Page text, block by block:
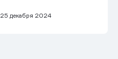
25 декабря 2024